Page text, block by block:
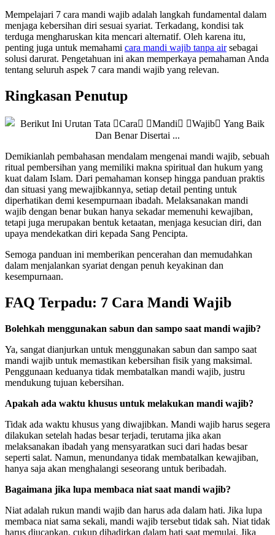
Mempelajari 7 cara mandi wajib adalah langkah fundamental dalam
menjaga kebersihan diri sesuai syariat. Terkadang, kondisi tak
terduga mengharuskan kita mencari alternatif. Oleh karena itu,
penting juga untuk memahami cara mandi wajib tanpa airsebagai
solusi darurat. Pengetahuan ini akan memperkaya pemahaman Anda
tentang seluruh aspek 7 cara mandi wajib yang relevan.
Ringkasan Penutup
Demikianlah pembahasan mendalam mengenai mandi wajib, sebuah
ritual pembersihan yang memiliki makna spiritual dan hukum yang
kuat dalam Islam. Dari pemahaman konsep hingga panduan praktis
dan situasi yang mewajibkannya, setiap detail penting untuk
diperhatikan demi kesempurnaan ibadah. Melaksanakan mandi
wajib dengan benar bukan hanya sekadar memenuhi kewajiban,
tetapi juga merupakan bentuk ketaatan, menjaga kesucian diri, dan
upaya mendekatkan diri kepada Sang Pencipta.
Semoga panduan ini memberikan pencerahan dan memudahkan
dalam menjalankan syariat dengan penuh keyakinan dan
kesempurnaan.
FAQ Terpadu: 7 Cara Mandi Wajib
Bolehkah menggunakan sabun dan sampo saat mandi wajib?
Ya, sangat dianjurkan untuk menggunakan sabun dan sampo saat
mandi wajib untuk memastikan kebersihan fisik yang maksimal.
Penggunaan keduanya tidak membatalkan mandi wajib, justru
mendukung tujuan kebersihan.
Apakah ada waktu khusus untuk melakukan mandi wajib?
Tidak ada waktu khusus yang diwajibkan. Mandi wajib harus segera
dilakukan setelah hadas besar terjadi, terutama jika akan
melaksanakan ibadah yang mensyaratkan suci dari hadas besar
seperti salat. Namun, menundanya tidak membatalkan kewajiban,
hanya saja akan menghalangi seseorang untuk beribadah.
Bagaimana jika lupa membaca niat saat mandi wajib?
Niat adalah rukun mandi wajib dan harus ada dalam hati. Jika lupa
membaca niat sama sekali, mandi wajib tersebut tidak sah. Niat tidak
harus diucapkan, cukup dihadirkan dalam hati saat memulai. Jika